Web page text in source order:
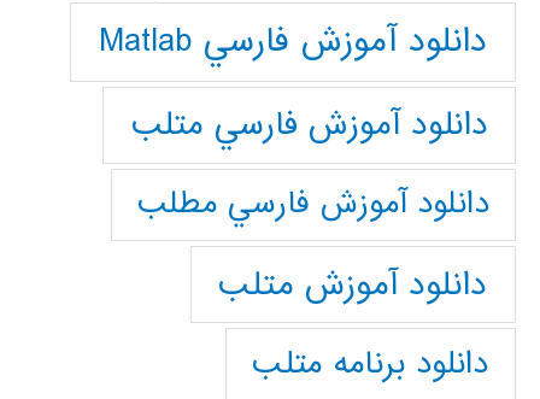
دانلود آموزش فارسي Matlab
دانلود آموزش فارسي متلب
دانلود آموزش فارسي مطلب
دانلود آموزش متلب
دانلود برنامه متلب